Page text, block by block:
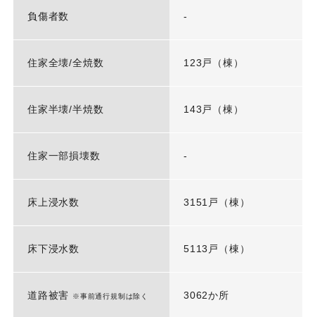
負傷者数 -
住家全壊/全焼数 123戸（棟）
住家半壊/半焼数 143戸（棟）
住家一部損壊数 -
床上浸水数 3151戸（棟）
床下浸水数 5113戸（棟）
道路被害 ※事前通行規制は除く 3062か所